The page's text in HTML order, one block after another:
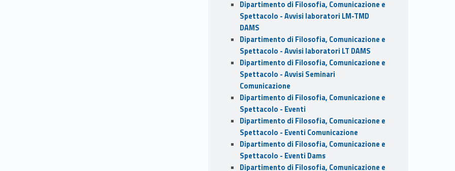
Dipartimento di Filosofia, Comunicazione e
Spettacolo - Avvisi laboratori LM-TMD
DAMS
Dipartimento di Filosofia, Comunicazione e
Spettacolo - Avvisi laboratori LT DAMS
Dipartimento di Filosofia, Comunicazione e
Spettacolo - Avvisi Seminari
Comunicazione
Dipartimento di Filosofia, Comunicazione e
Spettacolo - Eventi
Dipartimento di Filosofia, Comunicazione e
Spettacolo - Eventi Comunicazione
Dipartimento di Filosofia, Comunicazione e
Spettacolo - Eventi Dams
Dipartimento di Filosofia, Comunicazione e